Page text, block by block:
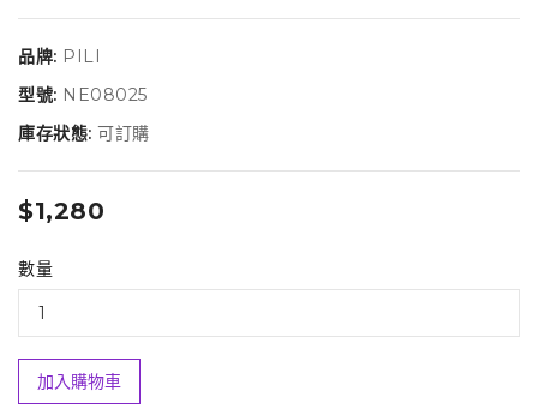
品牌: PILI
型號: NE08025
庫存狀態: 可訂購
$1,280
數量
加入購物車